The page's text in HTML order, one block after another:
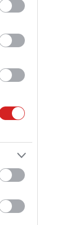
ZÖLD PÁLYA